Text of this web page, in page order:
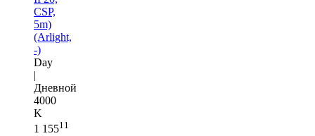
CSP,
5m)
(Arlight,
-)
Day
|
Дневной
4000
K
1 15511